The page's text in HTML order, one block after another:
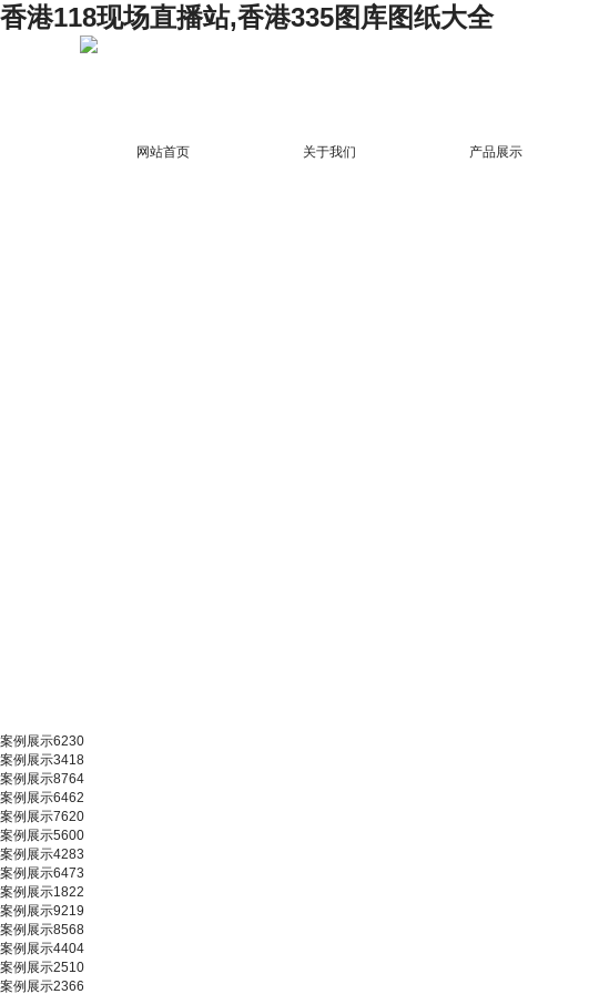
香港118现场直播站,香港335图库图纸大全
网站首页 关于我们 产品展示
案例展示6230
案例展示3418
案例展示8764
案例展示6462
案例展示7620
案例展示5600
案例展示4283
案例展示6473
案例展示1822
案例展示9219
案例展示8568
案例展示4404
案例展示2510
案例展示2366